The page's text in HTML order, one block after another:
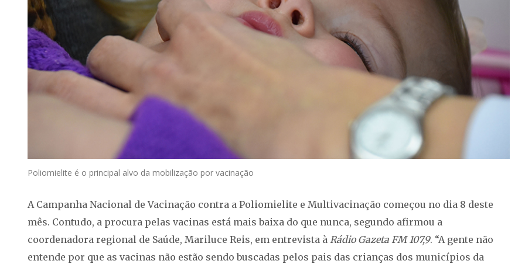
Poliomielite é o principal alvo da mobilização por vacinação
A Campanha Nacional de Vacinação contra a Poliomielite e Multivacinação começou no dia 8 deste
mês. Contudo, a procura pelas vacinas está mais baixa do que nunca, segundo afirmou a
coordenadora regional de Saúde, Mariluce Reis, em entrevista à Rádio Gazeta FM 107,9. “A gente não
entende por que as vacinas não estão sendo buscadas pelos pais das crianças dos municípios da